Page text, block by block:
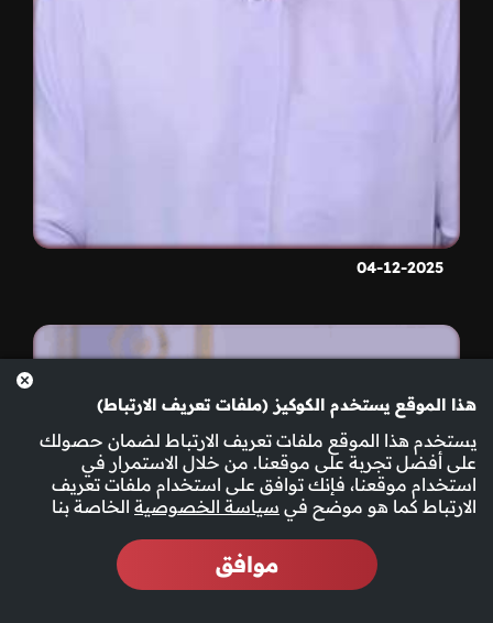
04-12-2025
هذا الموقع يستخدم الكوكيز (ملفات تعريف الارتباط)
يستخدم هذا الموقع ملفات تعريف الارتباط لضمان حصولك
على أفضل تجربة على موقعنا. من خلال الاستمرار في
استخدام موقعنا، فإنك توافق على استخدام ملفات تعريف
الارتباط كما هو موضح في سياسة الخصوصية الخاصة بنا
موافق